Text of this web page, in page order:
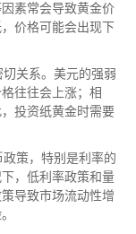
素常会导致黄金价
价格可能会出现下
关系。美元的强弱
往往会上涨；相
投资纸黄金时需要
策，特别是利率的
，低利率政策和量
导致市场流动性增